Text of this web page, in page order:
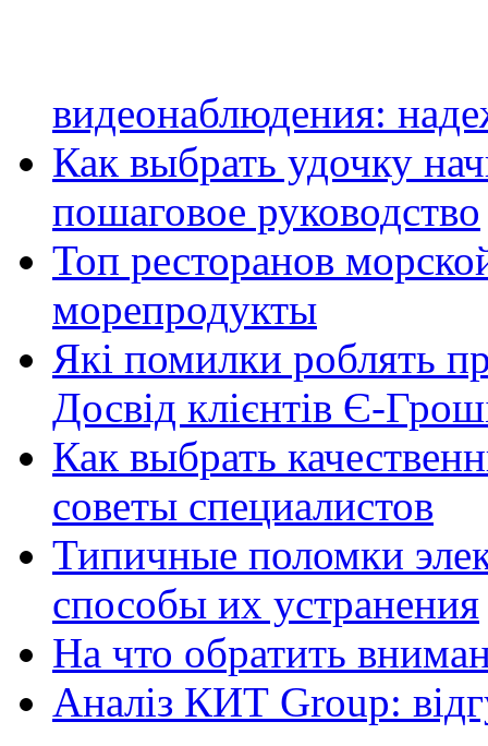
видеонаблюдения:
Как выбрать удочку
пошаговое руководство
Топ ресторанов
морепродукты
Які помилки роблять
Досвід клієнтів Є-
Как выбрать
советы специалистов
Типичные поломки
способы их устранения
На что обратить
Аналіз КИТ Group: